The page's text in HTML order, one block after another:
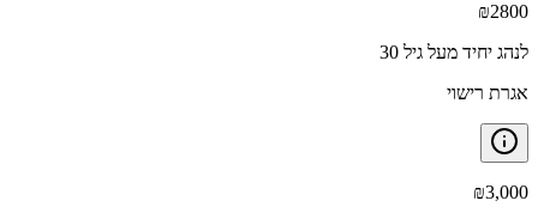
₪2800
לנהג יחיד מעל גיל 30
אגרת רישוי
₪3,000